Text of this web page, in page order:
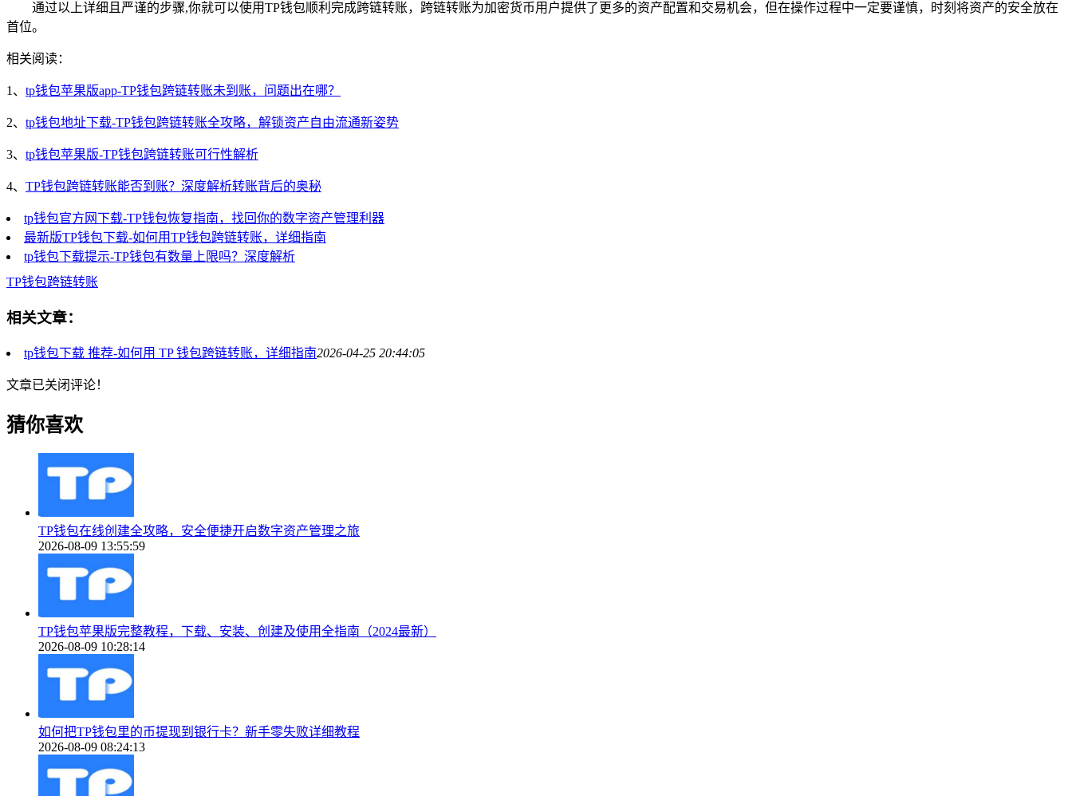
通过以上详细且严谨的步骤,你就可以使用TP钱包顺利完成跨链转账，跨链转账为加密货币用户提供了更多的资产配置和交易机会，但在操作过程中一定要谨慎，时刻将资产的安全放在
首位。
相关阅读：
1、 tp钱包苹果版app-TP钱包跨链转账未到账，问题出在哪？
2、 tp钱包地址下载-TP钱包跨链转账全攻略，解锁资产自由流通新姿势
3、 tp钱包苹果版-TP钱包跨链转账可行性解析
4、 TP钱包跨链转账能否到账？深度解析转账背后的奥秘
tp钱包官方网下载-TP钱包恢复指南，找回你的数字资产管理利器
最新版TP钱包下载-如何用TP钱包跨链转账，详细指南
tp钱包下载提示-TP钱包有数量上限吗？深度解析
TP钱包跨链转账
相关文章：
tp钱包下载 推荐-如何用 TP 钱包跨链转账，详细指南2026-04-25 20:44:05
文章已关闭评论！
猜你喜欢
TP钱包在线创建全攻略，安全便捷开启数字资产管理之旅
2026-08-09 13:55:59
TP钱包苹果版完整教程，下载、安装、创建及使用全指南（2024最新）
2026-08-09 10:28:14
如何把TP钱包里的币提现到银行卡？新手零失败详细教程
2026-08-09 08:24:13